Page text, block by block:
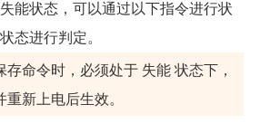
能状态，可以通过以下指令进行状
态进行判定。
存命令时，必须处于 失能 状态下，
新上电后生效。